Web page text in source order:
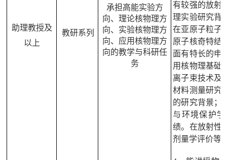
助理教授及
以上
教研系列
承担高能实验方
向、理论核物理方
向、实验核物理方
向、应用核物理方
向的教学与科研任
务
有较强的放射
理实验研究背
在亚原子粒子
原子核奇特结
面有特长的申
用核物理基础
离子束技术及
材料测量研究
的研究背景；
与环境保护
绩。在放射性
剂量学评价等